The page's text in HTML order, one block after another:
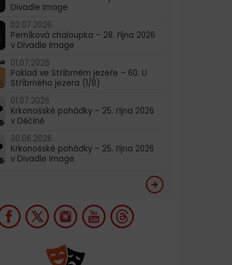
Divadle Image
02.07.2026
Perníková chaloupka – 28. října 2026
v Divadle Image
01.07.2026
Poklad ve Stříbrném jezeře – 60. U
Stříbrného jezera (1/8)
01.07.2026
Krkonošské pohádky – 25. října 2026
v Děčíně
30.06.2026
Krkonošské pohádky – 25. října 2026
v Divadle Image